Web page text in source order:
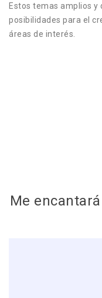
Estos temas amplios y
posibilidades para el
áreas de interés.
Me